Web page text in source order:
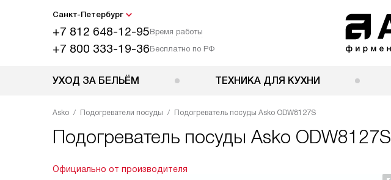
Санкт-Петербург
+7 812 648-12-95Время работы
+7 800 333-19-36Бесплатно по РФ
УХОД ЗА БЕЛЬЁМ ТЕХНИКА ДЛЯ КУХНИ
Asko Подогреватели посуды Подогреватель посуды Asko ODW8127S
Подогреватель посуды Asko ODW8127S
Официально от производителя